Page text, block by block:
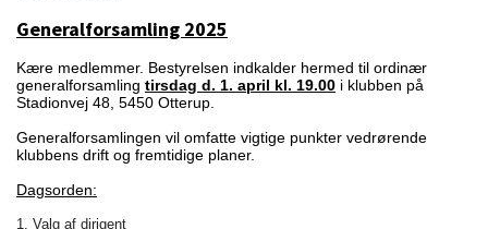
Generalforsamling 2025
Kære medlemmer. Bestyrelsen indkalder hermed til ordinær
generalforsamling tirsdag d. 1. april kl. 19.00 i klubben på
Stadionvej 48, 5450 Otterup.
Generalforsamlingen vil omfatte vigtige punkter vedrørende
klubbens drift og fremtidige planer.
Dagsorden:
1. Valg af dirigent